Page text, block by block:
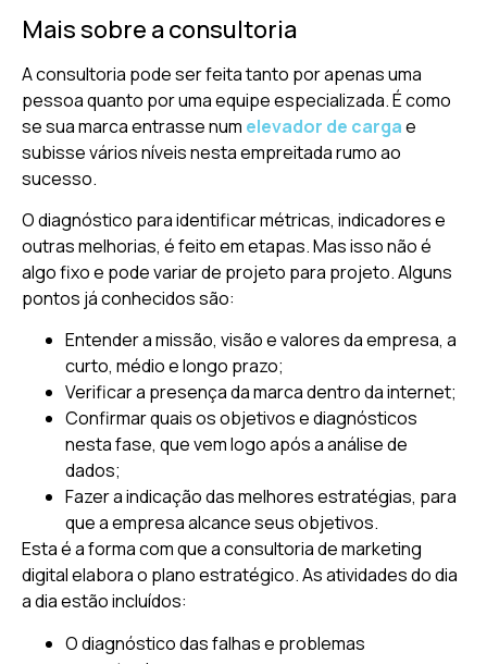
Mais sobre a consultoria
A consultoria pode ser feita tanto por apenas uma
pessoa quanto por uma equipe especializada. É como
se sua marca entrasse num elevador de cargae
subisse vários níveis nesta empreitada rumo ao
sucesso.
O diagnóstico para identificar métricas, indicadores e
outras melhorias, é feito em etapas. Mas isso não é
algo fixo e pode variar de projeto para projeto. Alguns
pontos já conhecidos são:
Entender a missão, visão e valores da empresa, a
curto, médio e longo prazo;
Verificar a presença da marca dentro da internet;
Confirmar quais os objetivos e diagnósticos
nesta fase, que vem logo após a análise de
dados;
Fazer a indicação das melhores estratégias, para
que a empresa alcance seus objetivos.
Esta é a forma com que a consultoria de marketing
digital elabora o plano estratégico. As atividades do dia
a dia estão incluídos:
O diagnóstico das falhas e problemas